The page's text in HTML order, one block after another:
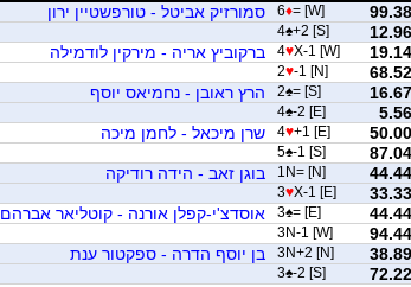
99.38
6♦= [W] סמורזיק אביטל - טורפשטיין ירון
12.96
4♠+2 [S]
19.14
4♥X-1 [W] ברקוביץ אריה - מירקין לודמילה
68.52
2♥-1 [N]
16.67
2♠= [S] הרץ ראובן - נחמיאס יוסף
5.56
4♠-2 [E]
50.00
4♥+1 [E] שרן מיכאל - לחמן מיכה
87.04
5♠-1 [S]
44.44
1N= [N] בוגן זאב - הידה רודיקה
33.33
3♥X-1 [E]
44.44
3♠= [E] אוסדצ'י-קפלן אורנה - קוטליאר אברהם
94.44
3N-1 [W]
38.89
3N+2 [N] בן יוסף הדרה - ספקטור ענת
72.22
3♠-2 [S]